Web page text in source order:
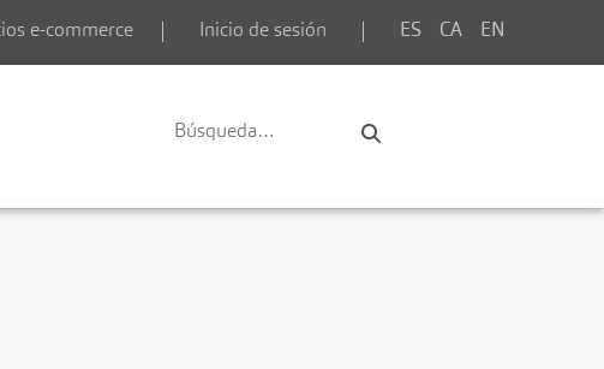
e-commerce Inicio de sesión ES CA EN